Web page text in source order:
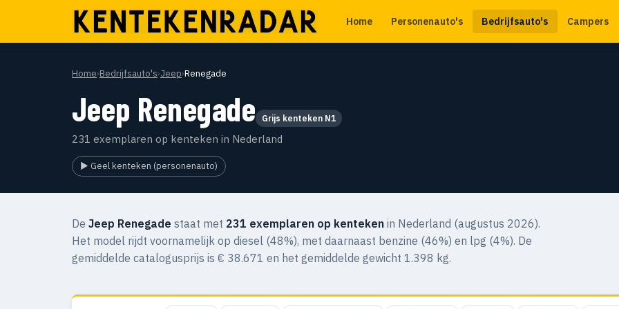
Home Personenauto's Bedrijfsauto's Campers
Home›Bedrijfsauto's›Jeep›Renegade
Jeep Renegade Grijs kenteken N1
231 exemplaren op kenteken in Nederland
▶ Geel kenteken (personenauto)
De Jeep Renegade staat met 231 exemplaren op kenteken in Nederland (augustus 2026).
Het model rijdt voornamelijk op diesel (48%), met daarnaast benzine (46%) en lpg (4%). De
gemiddelde catalogusprijs is € 38.671 en het gemiddelde gewicht 1.398 kg.